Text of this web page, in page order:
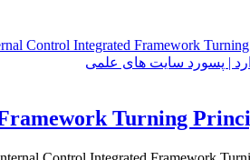
| پسورد سایت های علمی